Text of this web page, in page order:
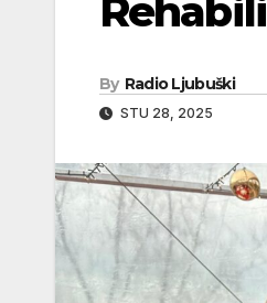
By Radio Ljubuški
STU 28, 2025